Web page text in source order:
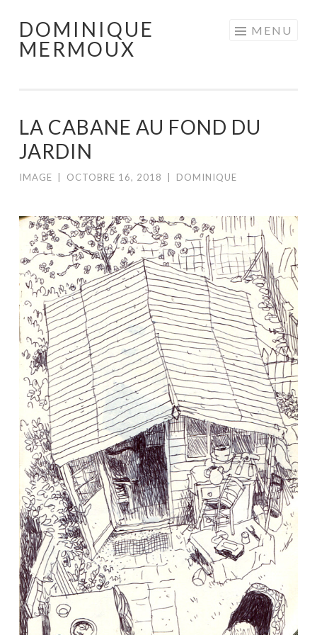
Aller
au
DOMINIQUE
MERMOUX
MENU
LA CABANE AU FOND DU
JARDIN
IMAGE OCTOBRE 16, 2018 DOMINIQUE